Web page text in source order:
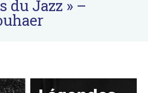
du Jazz » –